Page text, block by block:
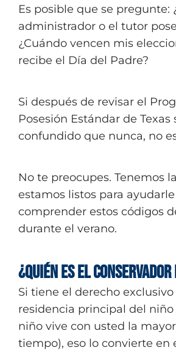
Es posible que se pregunte:
administrador o el tutor
¿Cuándo vencen mis
recibe el Día del Padre?
Si después de revisar el
Posesión Estándar de
confundido que nunca, no
No te preocupes. Tenemos
estamos listos para ayudarle
comprender estos códigos
durante el verano.
¿Quién es el
Si tiene el derecho
residencia principal del niño
niño vive con usted la
tiempo), eso lo convierte en